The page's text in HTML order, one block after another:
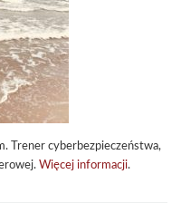
Trener cyberbezpieczeństwa,
Więcej informacji.